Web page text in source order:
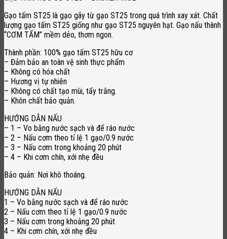
Gạo tấm ST25 là gạo gãy từ gạo ST25 trong quá trình xay xát. Chất
lượng gạo tấm ST25 giống như gạo ST25 nguyên hạt. Gạo nấu thành
“CƠM TẤM” mềm dẻo, thơm ngon.
Thành phần: 100% gạo tấm ST25 hữu cơ
– Đảm bảo an toàn vệ sinh thực phẩm
– Không có hóa chất
– Hương vị tự nhiên
– Không có chất tạo mùi, tẩy trắng.
– Khôn chất bảo quản.
HƯỚNG DẪN NẤU
– 1 – Vo bằng nước sạch và để ráo nước
– 2 – Nấu cơm theo tỉ lệ 1 gạo/0.9 nước
– 3 – Nấu cơm trong khoảng 20 phút
– 4 – Khi cơm chín, xới nhẹ đều
Bảo quản: Nơi khô thoáng.
HƯỚNG DẪN NẤU
1 – Vo bằng nước sạch và để ráo nước
2 – Nấu cơm theo tỉ lệ 1 gạo/0.9 nước
3 – Nấu cơm trong khoảng 20 phút
4 – Khi cơm chín, xới nhẹ đều